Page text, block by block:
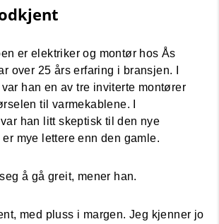
er elektriker og montør hos Ås
over 25 års erfaring i bransjen. I
han en av tre inviterte montører
til varmekablene. I
han litt skeptisk til den nye
mye lettere enn den gamle.
å gå greit, mener han.
med pluss i margen. Jeg kjenner jo